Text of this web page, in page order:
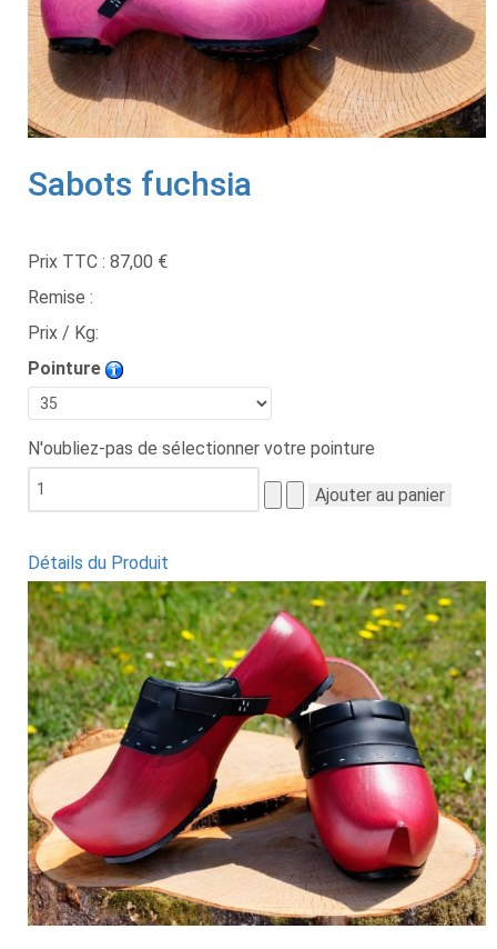
Sabots fuchsia
Prix TTC : 87,00 €
Remise :
Prix / Kg:
Pointure
N'oubliez-pas de sélectionner votre pointure
Détails du Produit